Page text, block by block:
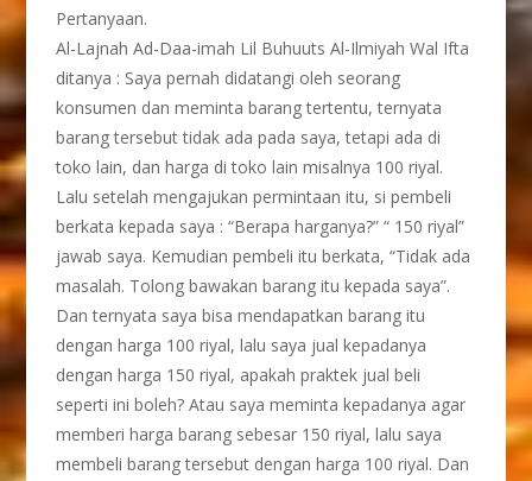
Pertanyaan.
Al-Lajnah Ad-Daa-imah Lil Buhuuts Al-Ilmiyah Wal Ifta
ditanya : Saya pernah didatangi oleh seorang
konsumen dan meminta barang tertentu, ternyata
barang tersebut tidak ada pada saya, tetapi ada di
toko lain, dan harga di toko lain misalnya 100 riyal.
Lalu setelah mengajukan permintaan itu, si pembeli
berkata kepada saya : “Berapa harganya?” “ 150 riyal”
jawab saya. Kemudian pembeli itu berkata, “Tidak ada
masalah. Tolong bawakan barang itu kepada saya”.
Dan ternyata saya bisa mendapatkan barang itu
dengan harga 100 riyal, lalu saya jual kepadanya
dengan harga 150 riyal, apakah praktek jual beli
seperti ini boleh? Atau saya meminta kepadanya agar
memberi harga barang sebesar 150 riyal, lalu saya
membeli barang tersebut dengan harga 100 riyal. Dan